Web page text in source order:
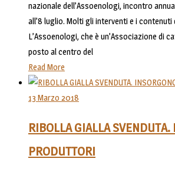
nazionale dell’Assoenologi, incontro
all’8 luglio. Molti gli interventi e i contenuti
L’Assoenologi, che è un’Associazione di
posto al centro del
Read More
13 Marzo 2018
RIBOLLA GIALLA SVENDUTA.
PRODUTTORI